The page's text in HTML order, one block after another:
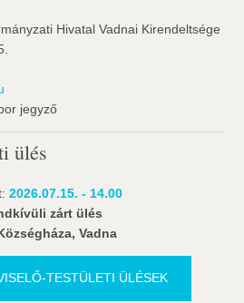
Hivatal Vadnai Kirendeltsége
jegyző
ülés
2026.07.15. - 14.00
zárt ülés
Vadna
TESTÜLETI ÜLÉSEK